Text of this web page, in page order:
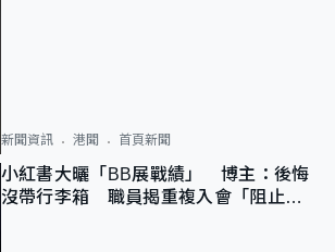
新聞資訊 港聞 首頁新聞
小紅書大曬「BB展戰績」 博主：後悔
沒帶行李箱 職員揭重複入會「阻止唔